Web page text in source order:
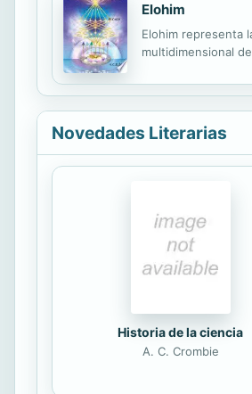
Elohim
Elohim representa
multidimensional
Novedades Literarias
Historia de la ciencia
A. C. Crombie